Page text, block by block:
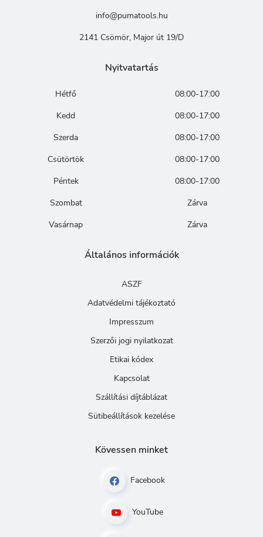
info@pumatools.hu
2141 Csömör, Major út 19/D
Nyitvatartás
Hétfő
08:00-17:00
Kedd
08:00-17:00
Szerda
08:00-17:00
Csütörtök
08:00-17:00
Péntek
08:00-17:00
Szombat
Zárva
Vasárnap
Zárva
Általános információk
ASZF
Adatvédelmi tájékoztató
Impresszum
Szerzői jogi nyilatkozat
Etikai kódex
Kapcsolat
Szállítási díjtáblázat
Sütibeállítások kezelése
Kövessen minket
Facebook
YouTube